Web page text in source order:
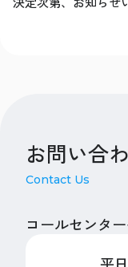
お問い合
Contact Us
コールセンタ